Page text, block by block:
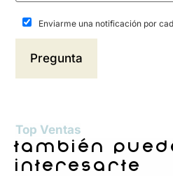
Enviarme una notificación por
Top Ventas
también
interesarte